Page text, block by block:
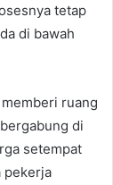
tetap
di bawah
ruang
di
setempat
pekerja